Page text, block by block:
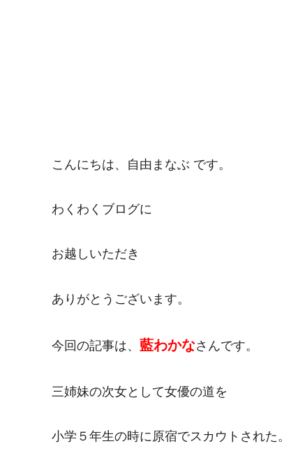
こんにちは、自由まなぶ です。
わくわくブログに
お越しいただき
ありがとうございます。
今回の記事は、 藍わかなさんです。
三姉妹の次女として女優の道を
小学５年生の時に原宿でスカウトされた。